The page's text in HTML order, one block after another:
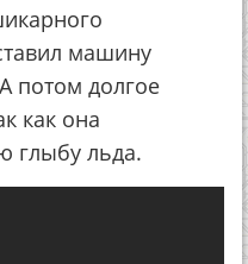
машину
потом долгое
как она
глыбу льда.